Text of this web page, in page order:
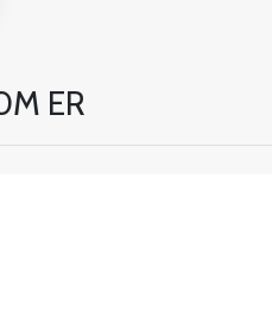
ER